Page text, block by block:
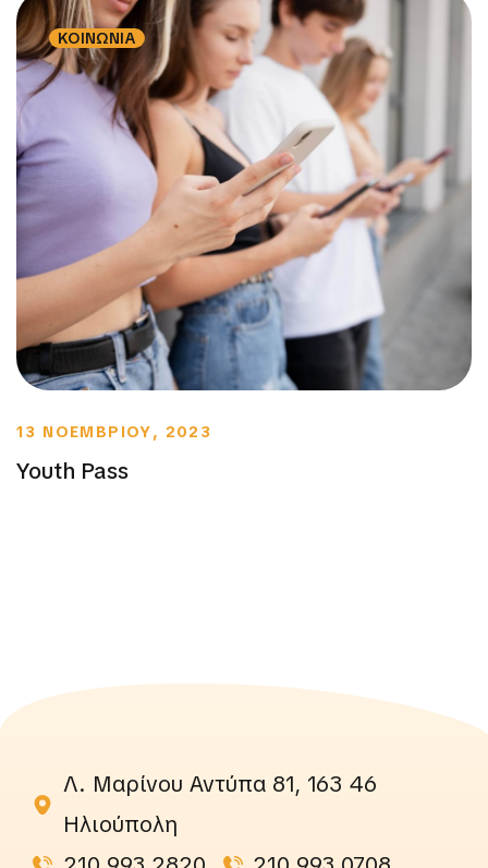
ΚΟΙΝΩΝΙΑ
13 ΝΟΕΜΒΡΙΟΥ, 2023
Youth Pass
Λ. Μαρίνου Αντύπα 81, 163 46
Ηλιούπολη